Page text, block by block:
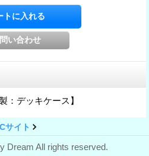
：デッキケース】
サイト
Dream All rights reserved.